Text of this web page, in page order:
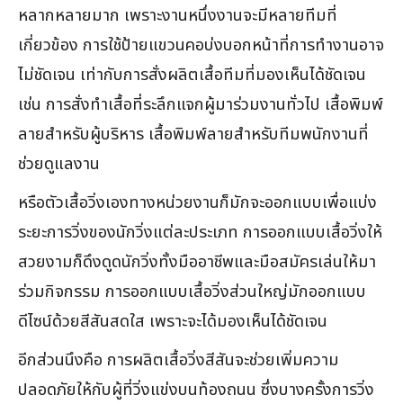
หลากหลายมาก เพราะงานหนึ่งงานจะมีหลายทีมที่
เกี่ยวข้อง การใช้ป้ายแขวนคอบ่งบอกหน้าที่การทำงานอาจ
ไม่ชัดเจน เท่ากับการสั่งผลิตเสื้อทีมที่มองเห็นได้ชัดเจน
เช่น การสั่งทำเสื้อที่ระลึกแจกผู้มาร่วมงานทั่วไป เสื้อพิมพ์
ลายสำหรับผู้บริหาร เสื้อพิมพ์ลายสำหรับทีมพนักงานที่
ช่วยดูแลงาน
หรือตัวเสื้อวิ่งเองทางหน่วยงานก็มักจะออกแบบเพื่อแบ่ง
ระยะการวิ่งของนักวิ่งแต่ละประเภท การออกแบบเสื้อวิ่งให้
สวยงามก็ดึงดูดนักวิ่งทั้งมืออาชีพและมือสมัครเล่นให้มา
ร่วมกิจกรรม การออกแบบเสื้อวิ่งส่วนใหญ่มักออกแบบ
ดีไซน์ด้วยสีสันสดใส เพราะจะได้มองเห็นได้ชัดเจน
อีกส่วนนึงคือ การผลิตเสื้อวิ่งสีสันจะช่วยเพิ่มความ
ปลอดภัยให้กับผู้ที่วิ่งแข่งบนท้องถนน ซึ่งบางครั้งการวิ่ง